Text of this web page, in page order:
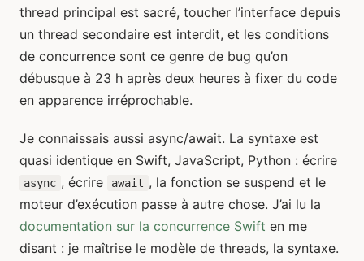
thread principal est sacré, toucher l’interface depuis
un thread secondaire est interdit, et les conditions
de concurrence sont ce genre de bug qu’on
débusque à 23 h après deux heures à fixer du code
en apparence irréprochable.
Je connaissais aussi async/await. La syntaxe est
quasi identique en Swift, JavaScript, Python : écrire
async , écrire await , la fonction se suspend et le
moteur d’exécution passe à autre chose. J’ai lu la
documentation sur la concurrence Swift en me
disant : je maîtrise le modèle de threads, la syntaxe.